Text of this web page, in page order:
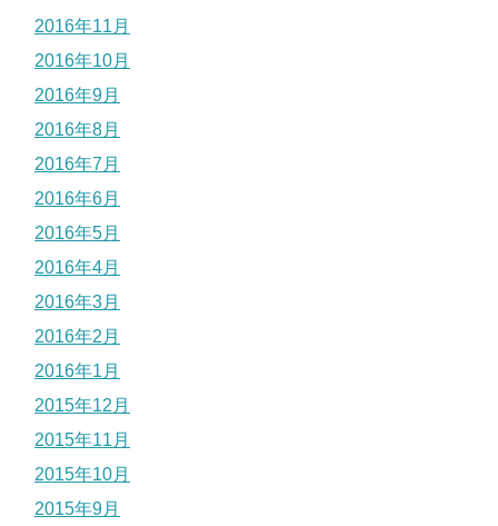
2016年11月
2016年10月
2016年9月
2016年8月
2016年7月
2016年6月
2016年5月
2016年4月
2016年3月
2016年2月
2016年1月
2015年12月
2015年11月
2015年10月
2015年9月